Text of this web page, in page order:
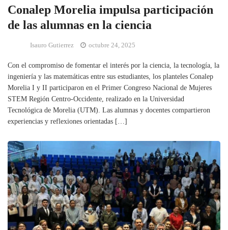
Conalep Morelia impulsa participación
de las alumnas en la ciencia
Isauro Gutierrez octubre 24, 2025
Con el compromiso de fomentar el interés por la ciencia, la tecnología, la
ingeniería y las matemáticas entre sus estudiantes, los planteles Conalep
Morelia I y II participaron en el Primer Congreso Nacional de Mujeres
STEM Región Centro-Occidente, realizado en la Universidad
Tecnológica de Morelia (UTM). Las alumnas y docentes compartieron
experiencias y reflexiones orientadas […]